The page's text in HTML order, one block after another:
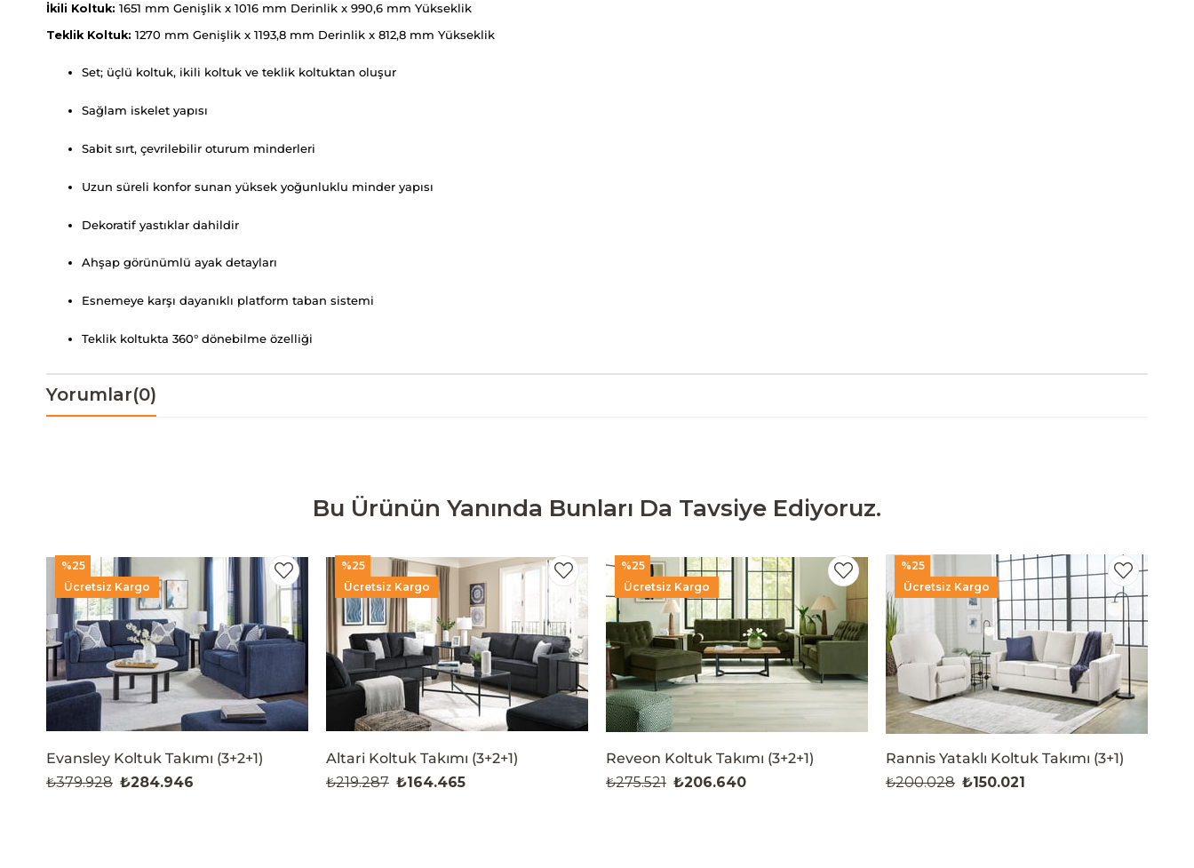
İkili Koltuk: 1651 mm Genişlik x 1016 mm Derinlik x 990,6 mm Yükseklik
Teklik Koltuk: 1270 mm Genişlik x 1193,8 mm Derinlik x 812,8 mm Yükseklik
Set; üçlü koltuk, ikili koltuk ve teklik koltuktan oluşur
Sağlam iskelet yapısı
Sabit sırt, çevrilebilir oturum minderleri
Uzun süreli konfor sunan yüksek yoğunluklu minder yapısı
Dekoratif yastıklar dahildir
Ahşap görünümlü ayak detayları
Esnemeye karşı dayanıklı platform taban sistemi
Teklik koltukta 360° dönebilme özelliği
Yorumlar(0)
Bu Ürünün Yanında Bunları Da Tavsiye Ediyoruz.
Evansley Koltuk Takımı (3+2+1)
₺284.946
₺379.928
Ücretsiz Kargo
%25
Altari Koltuk Takımı (3+2+1)
₺164.465
₺219.287
Ücretsiz Kargo
%25
Reveon Koltuk Takımı (3+2+1)
₺206.640
₺275.521
Ücretsiz Kargo
%25
Rannis Yataklı Koltuk Takımı (3+1)
₺150.021
₺200.028
Ücretsiz Kargo
%25